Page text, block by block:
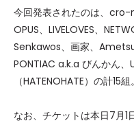
今回発表されたのは、cro-
OPUS、LIVELOVES、
Senkawos、画家、
PONTIAC a.k.a びんかん、
（HATENOHATE）の計15組。
なお、チケットは本日7月1